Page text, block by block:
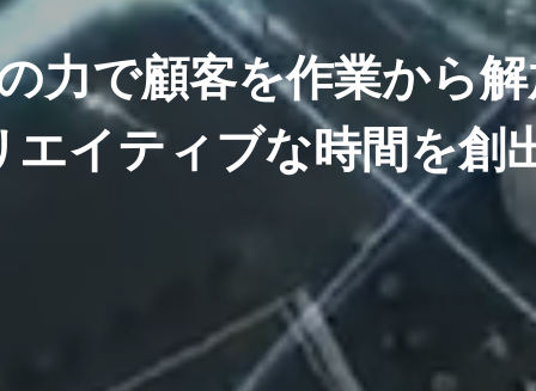
力で顧客を作業から
エイティブな時間を創